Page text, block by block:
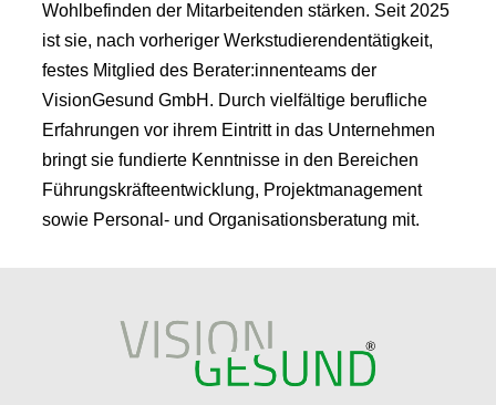
Wohlbefinden der Mitarbeitenden stärken. Seit 2025
ist sie, nach vorheriger Werkstudierendentätigkeit,
festes Mitglied des Berater:innenteams der
VisionGesund GmbH. Durch vielfältige berufliche
Erfahrungen vor ihrem Eintritt in das Unternehmen
bringt sie fundierte Kenntnisse in den Bereichen
Führungskräfteentwicklung, Projektmanagement
sowie Personal- und Organisationsberatung mit.